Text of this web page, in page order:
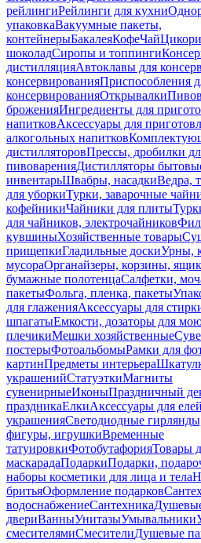
рейлингиРейлинги для кухни
упаковкаВакуумные пакеты,
контейнерыБакалеяКофеЧай
шоколадСиропы и топпинги
дистилляцияАвтоклавы для
консервированияПриспособления
консервированияОткрывалки
броженияИнгредиенты для
напитковАксессуары для
алкогольных напитков
дистилляторовПрессы, дробилки
пивоваренияДистилляторы
инвентарьШвабры, насадкиВедра,
для уборкиТурки, заварочные
кофейникиЧайники для плиты
для чайников, электрочайников
кувшиныХозяйственные товары
прищепкиГладильные доскиУрны,
мусораОрганайзеры, корзины,
бумажные полотенцаСалфетки,
пакетыФольга, пленка, пакеты
для глаженияАксессуары для
шпагатыЕмкости, дозаторы для
плечикиМешки хозяйственные
постерыФотоальбомыРамки для
картинПредметы интерьера
украшенийСтатуэткиМагниты
сувенирныеИконыПраздничный
праздникаЕлкиАксессуары для
украшенияСветодиодные
фигуры, игрушкиВременные
татуировкиФотобутафорияТовары
маскарадаПодаркиПодарки,
наборы косметики для лица и тела
бритьяОформление подарков
водоснабжениеСантехника
двериВанныУнитазыУмывальники
смесителямиСмесителиДушевые